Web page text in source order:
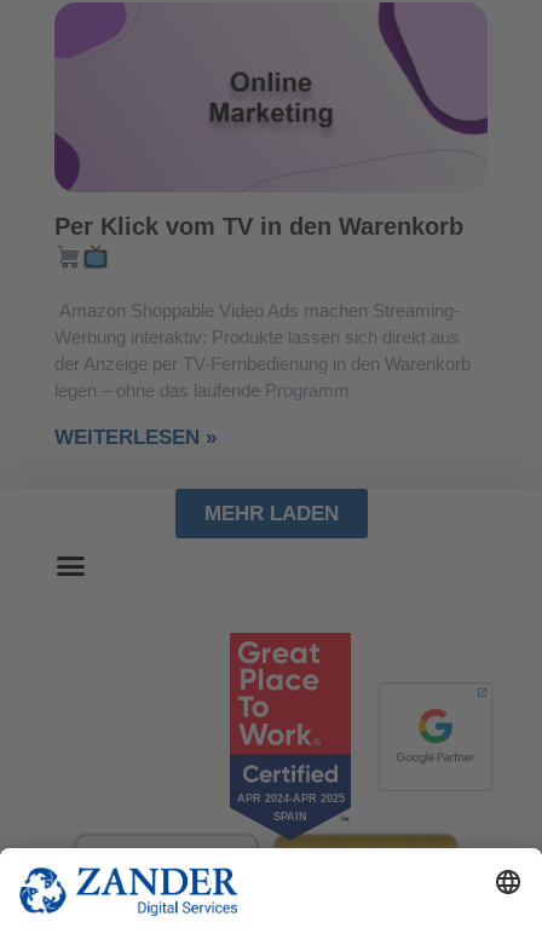
Per Klick vom TV in den Warenkorb
Amazon Shoppable Video Ads machen Streaming-
Werbung interaktiv: Produkte lassen sich direkt aus
der Anzeige per TV-Fernbedienung in den Warenkorb
legen – ohne das laufende Programm
WEITERLESEN »
MEHR LADEN